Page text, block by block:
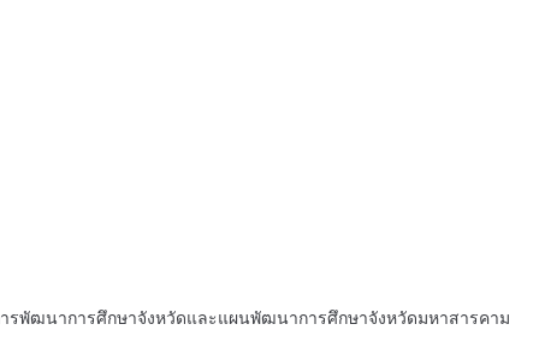
รพัฒนาการศึกษาจังหวัดและแผนพัฒนาการศึกษาจังหวัดมหาสารคาม